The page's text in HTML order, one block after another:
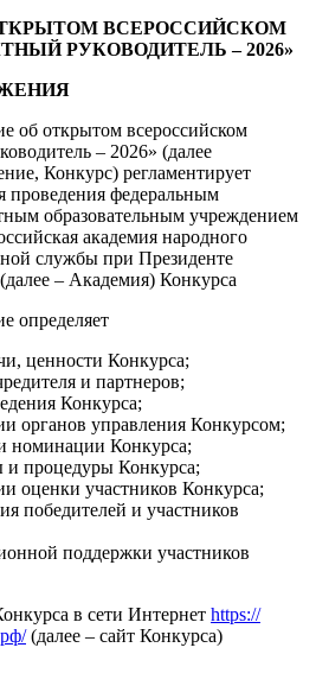
ВСЕРОССИЙСКОМ
РУКОВОДИТЕЛЬ – 2026»
об открытом всероссийском
– 2026» (далее
Конкурс) регламентирует
проведения федеральным
образовательным учреждением
академия народного
службы при Президенте
– Академия) Конкурса
определяет
ценности Конкурса;
и партнеров;
Конкурса;
органов управления Конкурсом;
номинации Конкурса;
и процедуры Конкурса;
оценки участников Конкурса;
победителей и участников
поддержки участников
в сети Интернет https://
(далее – сайт Конкурса)